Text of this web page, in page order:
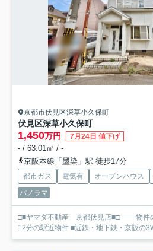
京都市伏見区深草小久保町
伏見区深草小久保町
1,450万円 7月24日 値下げ
- / 63.01㎡ / -
京阪本線「墨染」駅 徒歩17分
都市ガス 電気有 オープンハウス
パノラマ
□■ヤマダ不動産 京都伏見店■□ ━━物件のオススメPOINT━━ ■徒歩
12分の駅近物件 ■近鉄・地下鉄・京阪の